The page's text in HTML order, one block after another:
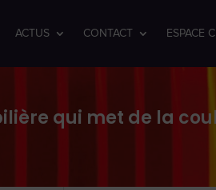
ACTUS CONTACT ESPACE
qui met de la